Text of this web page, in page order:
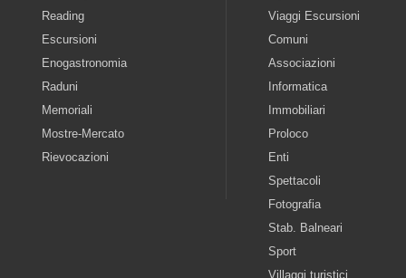
Reading
Escursioni
Enogastronomia
Raduni
Memoriali
Mostre-Mercato
Rievocazioni
Viaggi Escursioni
Comuni
Associazioni
Informatica
Immobiliari
Proloco
Enti
Spettacoli
Fotografia
Stab. Balneari
Sport
Villaggi turistici